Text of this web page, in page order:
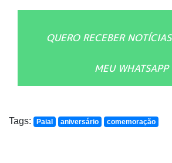
QUERO RECEBER NOTÍCIAS
MEU WHATSAPP
Tags: Paial aniversário comemoração